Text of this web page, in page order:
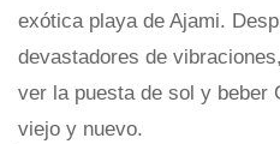
exótica playa de Ajami.
devastadores de
ver la puesta de sol y beber
viejo y nuevo.